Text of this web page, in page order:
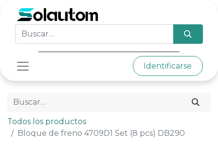
Identificarse
Todos los productos
Bloque de freno 4709D1 Set (8 pcs) DB290